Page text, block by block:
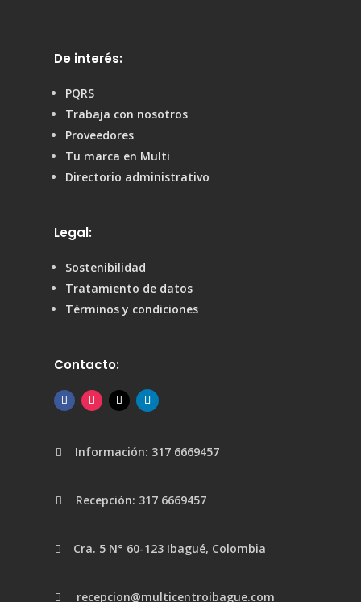
De interés:
PQRS
Trabaja con nosotros
Proveedores
Tu marca en Multi
Directorio administrativo
Legal:
Sostenibilidad
Tratamiento de datos
Términos y condiciones
Contacto:
 Información: 317 6669457
 Recepción: 317 6669457
 Cra. 5 N° 60-123 Ibagué, Colombia
 recepcion@multicentroibague.com